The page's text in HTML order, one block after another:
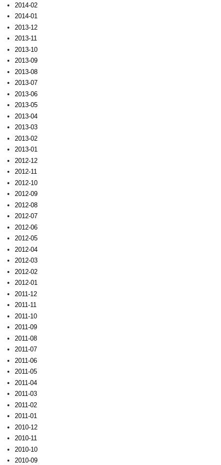
2014-02
2014-01
2013-12
2013-11
2013-10
2013-09
2013-08
2013-07
2013-06
2013-05
2013-04
2013-03
2013-02
2013-01
2012-12
2012-11
2012-10
2012-09
2012-08
2012-07
2012-06
2012-05
2012-04
2012-03
2012-02
2012-01
2011-12
2011-11
2011-10
2011-09
2011-08
2011-07
2011-06
2011-05
2011-04
2011-03
2011-02
2011-01
2010-12
2010-11
2010-10
2010-09